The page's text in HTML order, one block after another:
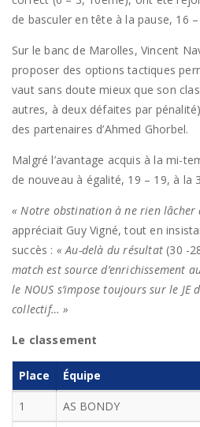
de basculer en tête à la pause, 16 –
Sur le banc de Marolles, Vincent
proposer des options tactiques
vaut sans doute mieux que son
autres, à deux défaites par
des partenaires d’Ahmed Ghorbel.
Malgré l’avantage acquis à la mi-
de nouveau à égalité, 19 – 19, à la
« Notre obstination à ne rien lâcher
appréciait Guy Vigné, tout en
succès : « Au-delà du résultat (30 -
match est source d’enrichissement
le NOUS s’impose toujours sur le
collectif… »
Le classement
Place Équipe
1 AS BONDY